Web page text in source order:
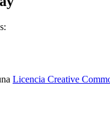
Licencia Creative